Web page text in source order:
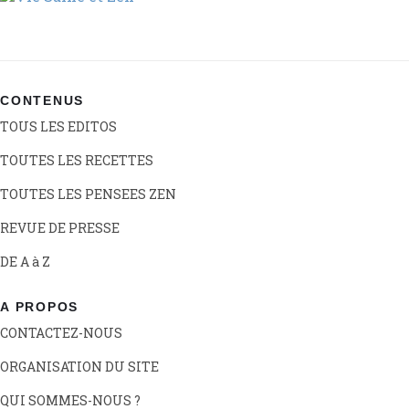
CONTENUS
TOUS LES EDITOS
TOUTES LES RECETTES
TOUTES LES PENSEES ZEN
REVUE DE PRESSE
DE A à Z
A PROPOS
CONTACTEZ-NOUS
ORGANISATION DU SITE
QUI SOMMES-NOUS ?